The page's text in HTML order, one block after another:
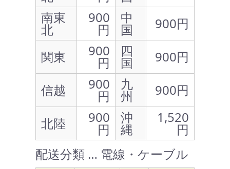
南東
北
900
円
中
国
900円
関東
900
円
四
国
900円
信越
900
円
九
州
900円
北陸
900
円
沖
縄
1,520
円
配送分類 … 電線・ケーブル